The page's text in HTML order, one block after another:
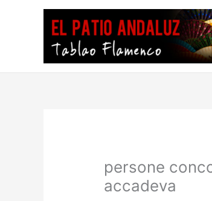
persone
accadeva